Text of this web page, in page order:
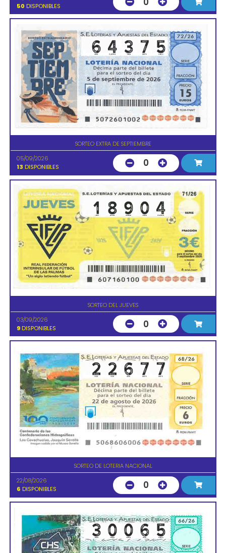
50 DISPONIBLES
SORTEO EXTRA DE SEPTIEMBRE
05/09/2026
13 DISPONIBLES 0
SORTEO DEL JUEVES
03/09/2026
9 DISPONIBLES 0
SORTEO DE LOTERIA NACIONAL
22/08/2026
6 DISPONIBLES 0